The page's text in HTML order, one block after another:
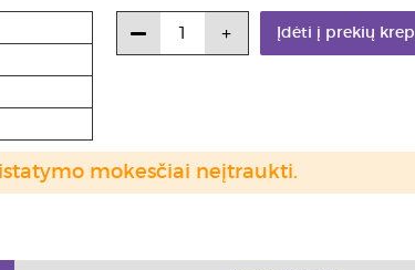
Įdėti į prekių
mokesčiai neįtraukti.